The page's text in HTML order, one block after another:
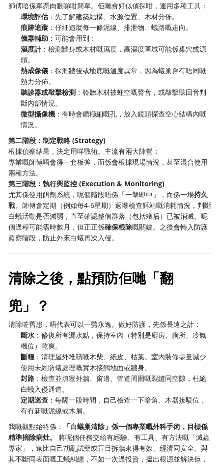
師傅唔係單憑肉眼睇咁簡單。佢哋會好似偵探咁，運用多種工具：
環境評估 ：先了解建築結構、水源位置、木材分佈。
痕跡追蹤 ：仔細追蹤每一條泥線、排泄物、蟻路嘅走向。
儀器輔助 ：可能會用到：
濕度計：檢測牆身或木材嘅濕度，高濕度區域可能係巢穴或源
頭。
熱成像儀 ：探測牆後或地底嘅溫度異常，因為蟻巢會有唔同嘅
熱力分佈。
聽診器或敲擊檢測 ：聆聽木材被蛀空嘅聲音，或敲擊聽回音判
斷內部情況。
微型攝像機 ：有時會鑽極細嘅孔，放入鏡頭探查空心結構內嘅
情況。
第二階段：制定戰略 (Strategy)
根據偵察結果，決定用咩戰術。主流有兩大陣營：
專業嘅師傅唔會得一套板斧，而係會根據現場情況，甚至混合使用
兩種方法。
第三階段：執行與監控 (Execution & Monitoring)
尤其係使用餌劑系統，呢個階段唔係「一擊即中」，而係一場持久
戰。師傅會定期（例如每4-6星期）返嚟檢查餌站嘅消耗情況，判斷
白蟻活動是否減弱，直至確認整個群落（包括蟻后）已被消滅。呢
個過程可能需時數月，但正正係確保根除嘅關鍵。之後會轉入防護
監察階段，防止外來白蟻再次入侵。
清除之後，點預防佢哋「翻
兜」？
清除咗舊患，唔代表可以一勞永逸。做好防護，先係長遠之計：
斷水 ：修復所有漏水點，保持室內（特別是廚房、廁所、冷氣
機位）乾爽。
斷糧 ：清理屋外堆積嘅木柴、紙皮、枯葉。室內裝修盡量減少
使用未經防蟻處理嘅實木接觸地面或牆身。
封路 ：檢查並填塞外牆、窗邊、管道周圍嘅裂縫同空隙，杜絕
白蟻入侵通道。
定期巡查 ：每隔一段時間，自己檢查一下暗角、木器接駁位，
有冇新嘅泥線或木屑。
我嘅觀點始終係：
「白蟻巢清除」係一個專業嘅外科手術，目標係
精準摘除病灶。
​ 將呢個任務交給有經驗、有工具、有方法嘅「滅蟲
專家」，遠比自己胡亂試藥或盲目拆牆來得有效、經濟同安全。與
其不斷同表面嘅工蟻糾纏，不如一次過投資，搵出根源並解決佢，